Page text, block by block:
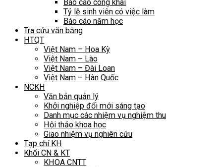
Báo cáo công khai
Tỷ lệ sinh viên có việc làm
Báo cáo năm học
Tra cứu văn bằng
HTQT
Việt Nam – Hoa Kỳ
Việt Nam – Lào
Việt Nam – Đài Loan
Việt Nam – Hàn Quốc
NCKH
Văn bản quản lý
Khởi nghiệp đổi mới sáng tạo
Danh mục các nhiệm vụ nghiệm thu
Hội thảo khoa học
Giao nhiệm vụ nghiên cứu
Tạp chí KH
Khối CN & KT
KHOA CNTT